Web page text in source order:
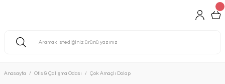
Anasayfa Ofis & Çalışma Odası Çok Amaçlı Dolap